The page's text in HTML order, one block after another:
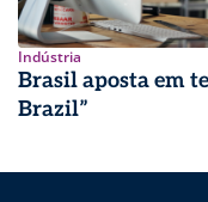
Indústria
Brasil aposta em
Brazil”